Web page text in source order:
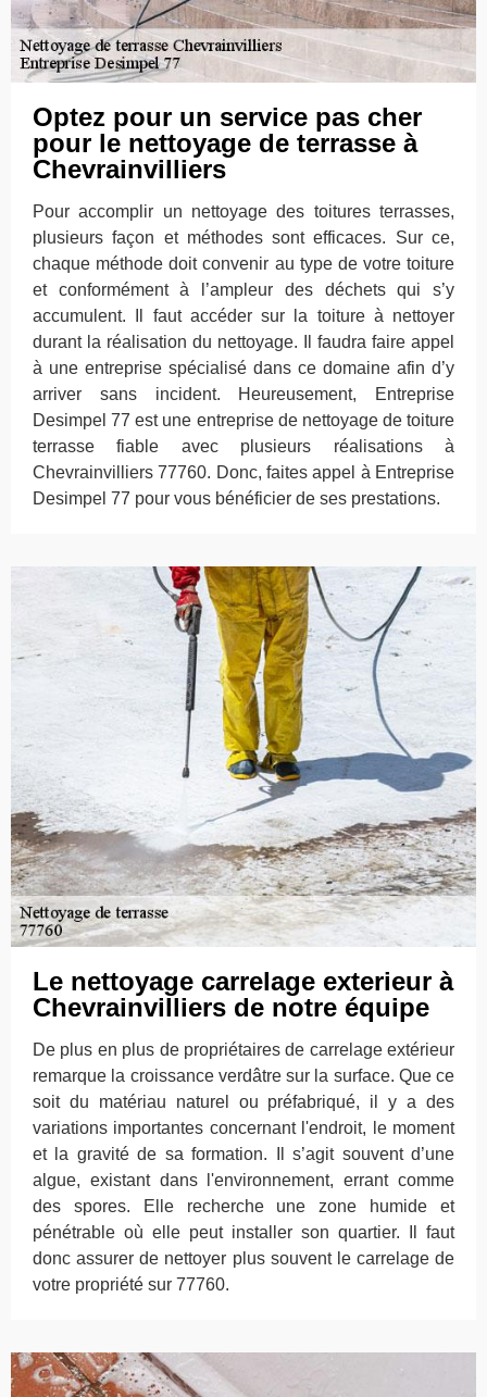
Optez pour un service pas cher
pour le nettoyage de terrasse à
Chevrainvilliers
Pour accomplir un nettoyage des toitures terrasses,
plusieurs façon et méthodes sont efficaces. Sur ce,
chaque méthode doit convenir au type de votre toiture
et conformément à l’ampleur des déchets qui s’y
accumulent. Il faut accéder sur la toiture à nettoyer
durant la réalisation du nettoyage. Il faudra faire appel
à une entreprise spécialisé dans ce domaine afin d’y
arriver sans incident. Heureusement, Entreprise
Desimpel 77 est une entreprise de nettoyage de toiture
terrasse fiable avec plusieurs réalisations à
Chevrainvilliers 77760. Donc, faites appel à Entreprise
Desimpel 77 pour vous bénéficier de ses prestations.
Le nettoyage carrelage exterieur à
Chevrainvilliers de notre équipe
De plus en plus de propriétaires de carrelage extérieur
remarque la croissance verdâtre sur la surface. Que ce
soit du matériau naturel ou préfabriqué, il y a des
variations importantes concernant l'endroit, le moment
et la gravité de sa formation. Il s’agit souvent d’une
algue, existant dans l'environnement, errant comme
des spores. Elle recherche une zone humide et
pénétrable où elle peut installer son quartier. Il faut
donc assurer de nettoyer plus souvent le carrelage de
votre propriété sur 77760.